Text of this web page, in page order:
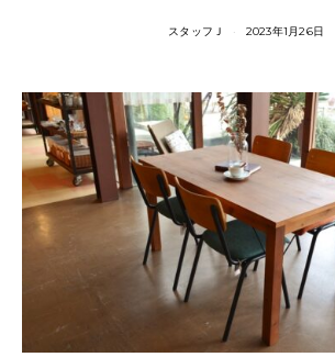
スタッフＪ 2023年1月26日